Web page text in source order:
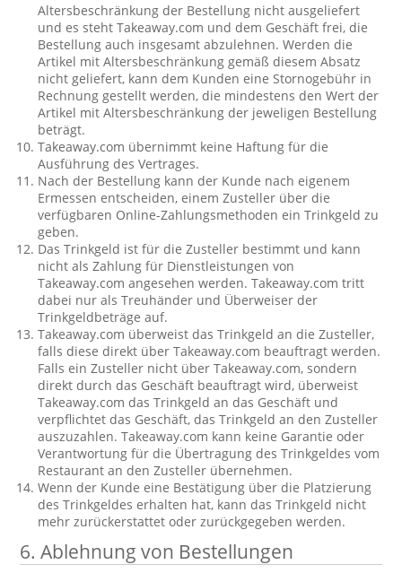
Altersbeschränkung der Bestellung nicht ausgeliefert
und es steht Takeaway.com und dem Geschäft frei, die
Bestellung auch insgesamt abzulehnen. Werden die
Artikel mit Altersbeschränkung gemäß diesem Absatz
nicht geliefert, kann dem Kunden eine Stornogebühr in
Rechnung gestellt werden, die mindestens den Wert der
Artikel mit Altersbeschränkung der jeweligen Bestellung
beträgt.
Takeaway.com übernimmt keine Haftung für die
Ausführung des Vertrages.
Nach der Bestellung kann der Kunde nach eigenem
Ermessen entscheiden, einem Zusteller über die
verfügbaren Online-Zahlungsmethoden ein Trinkgeld zu
geben.
Das Trinkgeld ist für die Zusteller bestimmt und kann
nicht als Zahlung für Dienstleistungen von
Takeaway.com angesehen werden. Takeaway.com tritt
dabei nur als Treuhänder und Überweiser der
Trinkgeldbeträge auf.
Takeaway.com überweist das Trinkgeld an die Zusteller,
falls diese direkt über Takeaway.com beauftragt werden.
Falls ein Zusteller nicht über Takeaway.com, sondern
direkt durch das Geschäft beauftragt wird, überweist
Takeaway.com das Trinkgeld an das Geschäft und
verpflichtet das Geschäft, das Trinkgeld an den Zusteller
auszuzahlen. Takeaway.com kann keine Garantie oder
Verantwortung für die Übertragung des Trinkgeldes vom
Restaurant an den Zusteller übernehmen.
Wenn der Kunde eine Bestätigung über die Platzierung
des Trinkgeldes erhalten hat, kann das Trinkgeld nicht
mehr zurückerstattet oder zurückgegeben werden.
6. Ablehnung von Bestellungen